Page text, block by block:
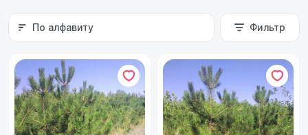
По алфавиту Фильтр